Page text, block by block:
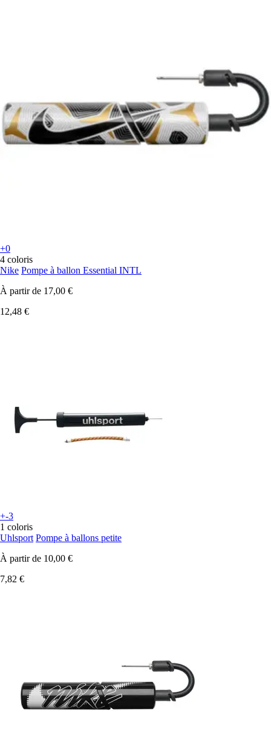
+0
4 coloris
Nike Pompe à ballon Essential INTL
À partir de 17,00 €
12,48 €
+-3
1 coloris
Uhlsport Pompe à ballons petite
À partir de 10,00 €
7,82 €